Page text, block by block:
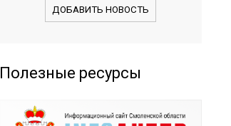
ДОБАВИТЬ НОВОСТЬ
Полезные ресурсы